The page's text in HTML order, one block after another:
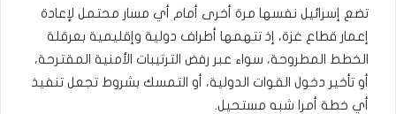
تضع إسرائيل نفسها مرة أخرى أمام أي مسار محتمل لإعادة
إعمار قطاع غزة، إذ تتهمها أطراف دولية وإقليمية بعرقلة
الخطط المطروحة، سواء عبر رفض الترتيبات الأمنية المقترحة،
أو تأخير دخول القوات الدولية، أو التمسك بشروط تجعل تنفيذ
أي خطة أمرا شبه مستحيل.